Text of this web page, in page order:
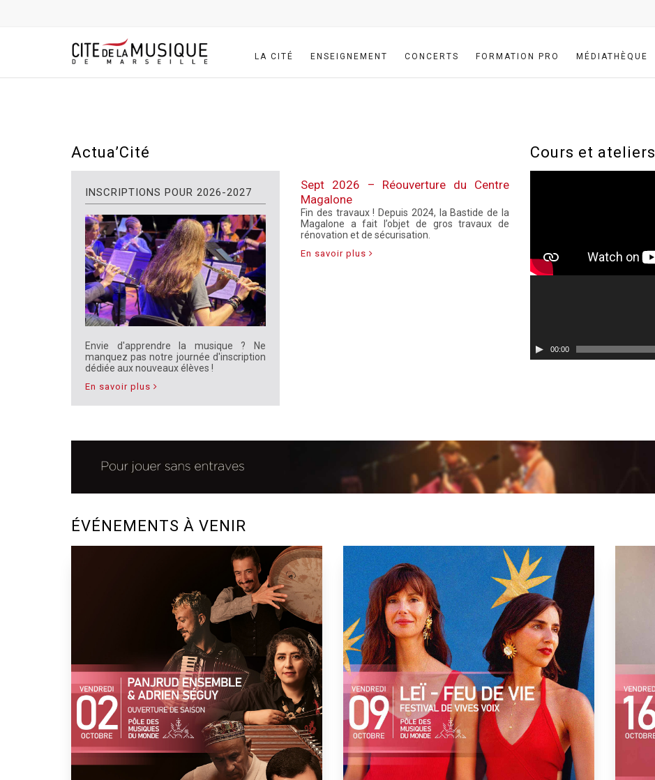
LA CITÉ ENSEIGNEMENT CONCERTS FORMATION PRO MÉDIATHÈQUE
Actua’Cité
INSCRIPTIONS POUR 2026-2027
Envie d'apprendre la musique ? Ne
manquez pas notre journée d'inscription
dédiée aux nouveaux élèves !
En savoir plus
Sept 2026 – Réouverture du Centre
Magalone
Fin des travaux ! Depuis 2024, la Bastide de la
Magalone a fait l’objet de gros travaux de
rénovation et de sécurisation.
En savoir plus
Cours et ateliers
00:00
ÉVÉNEMENTS À VENIR